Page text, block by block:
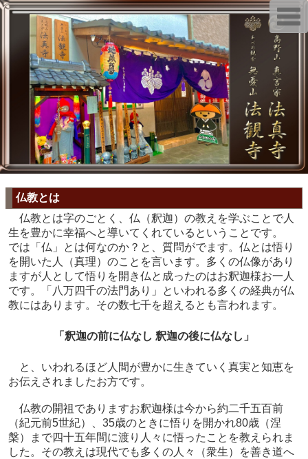
仏教とは
仏教とは字のごとく、仏（釈迦）の教えを学ぶことで人
生を豊かに幸福へと導いてくれているということです。
では「仏」とは何なのか？と、質問がでます。仏とは悟り
を開いた人（真理）のことを言います。多くの仏像があり
ますが人として悟りを開き仏と成ったのはお釈迦様お一人
です。「八万四千の法門あり」といわれる多くの経典が仏
教にはあります。その数七千を超えるとも言われます。
「釈迦の前に仏なし 釈迦の後に仏なし」
と、いわれるほど人間が豊かに生きていく真実と知恵を
お伝えされましたお方です。
仏教の開祖でありますお釈迦様は今から約二千五百前
（紀元前5世紀）、35歳のときに悟りを開かれ80歳（涅
槃）まで四十五年間に渡り人々に悟ったことを教えられま
した。その教えは現代でも多くの人々（衆生）を善き道へ
T
o
g
n